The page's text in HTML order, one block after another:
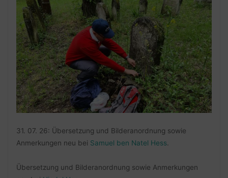
31. 07. 26: Übersetzung und Bilderanordnung sowie
Anmerkungen neu bei Samuel ben Natel Hess.
Übersetzung und Bilderanordnung sowie Anmerkungen